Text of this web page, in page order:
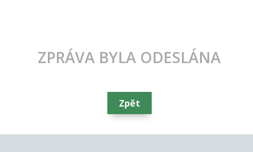
ZPRÁVA BYLA ODESLÁNA
Zpět